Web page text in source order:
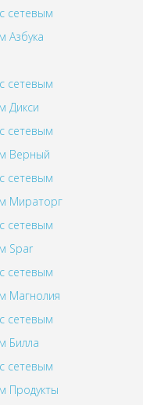
сетевым
Азбука
сетевым
Дикси
сетевым
Верный
сетевым
Мираторг
сетевым
Spar
сетевым
Магнолия
сетевым
Билла
сетевым
Продукты